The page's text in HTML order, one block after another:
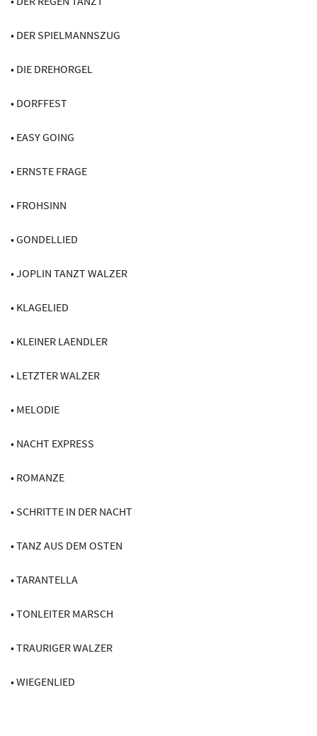
• DER SPIELMANNSZUG
• DIE DREHORGEL
• DORFFEST
• EASY GOING
• ERNSTE FRAGE
• FROHSINN
• GONDELLIED
• JOPLIN TANZT WALZER
• KLAGELIED
• KLEINER LAENDLER
• LETZTER WALZER
• MELODIE
• NACHT EXPRESS
• ROMANZE
• SCHRITTE IN DER NACHT
• TANZ AUS DEM OSTEN
• TARANTELLA
• TONLEITER MARSCH
• TRAURIGER WALZER
• WIEGENLIED